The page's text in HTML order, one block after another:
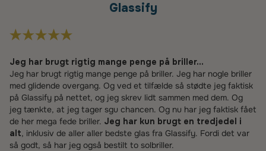
Glassify
Jeg har brugt rigtig mange penge på briller...
Jeg har brugt rigtig mange penge på briller. Jeg har nogle briller
med glidende overgang. Og ved et tilfælde så stødte jeg faktisk
på Glassify på nettet, og jeg skrev lidt sammen med dem. Og
jeg tænkte, at jeg tager sgu chancen. Og nu har jeg faktisk fået
de her mega fede briller. Jeg har kun brugt en tredjedel i
alt, inklusiv de aller aller bedste glas fra Glassify. Fordi det var
så godt, så har jeg også bestilt to solbriller.